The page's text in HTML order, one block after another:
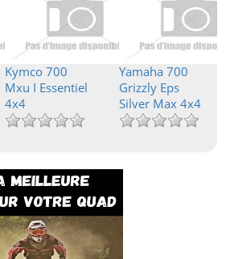
Kymco 700
Mxu I Essentiel
4x4
Yamaha 700
Grizzly Eps
Silver Max 4x4